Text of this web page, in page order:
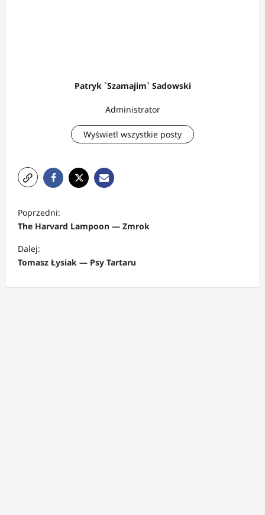
Patryk `Szamajim` Sadowski
Administrator
Wyświetl wszystkie posty
o
b
a
Poprzedni:
The Harvard Lampoon — Zmrok
Dalej:
Tomasz Łysiak — Psy Tartaru